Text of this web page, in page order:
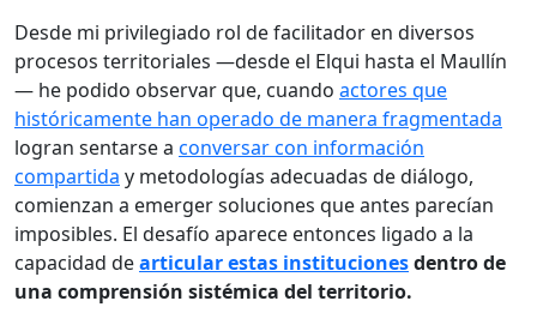
Desde mi privilegiado rol de facilitador en diversos
procesos territoriales —desde el Elqui hasta el Maullín
— he podido observar que, cuando actores que
históricamente han operado de manera fragmentada
logran sentarse a conversar con información
compartida y metodologías adecuadas de diálogo,
comienzan a emerger soluciones que antes parecían
imposibles. El desafío aparece entonces ligado a la
capacidad dearticular estas institucionesdentro de
una comprensión sistémica del territorio.